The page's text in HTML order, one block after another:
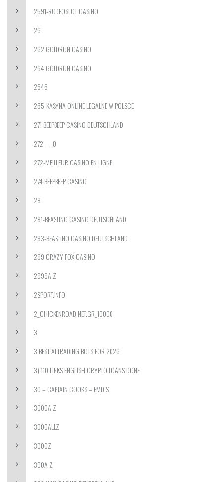
2591-RODEOSLOT CASINO
26
262 GOLDRUN CASINO
264 GOLDRUN CASINO
2646
265-KASYNA ONLINE LEGALNE W POLSCE
271 BEEPBEEP CASINO DEUTSCHLAND
272 —-0
272-MEILLEUR CASINO EN LIGNE
274 BEEPBEEP CASINO
28
281-BEASTINO CASINO DEUTSCHLAND
283-BEASTINO CASINO DEUTSCHLAND
299 CRAZY FOX CASINO
2999A Z
2SPORT.INFO
2_CHICKENROAD.NET.GR_10000
3
3 BEST AI TRADING BOTS FOR 2026
3) 110 LINKS ENGLISH CRYPTO LOANS DONE
30 – CAPTAIN COOKS – EMD S
3000A Z
3000ALLZ
3000Z
300A Z